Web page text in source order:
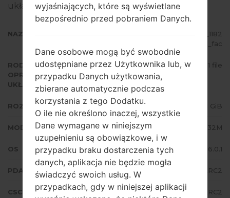
układowego na urządzeniach Samsungtutaj
NAZWA PLIKU
SM-G532M_1_20180307172527_1182
ulf4cl_fac
RODZAJ
OPROGRAMOWANIA
UKŁADOWEGO
1 file
ROZMIAR PLIKU 1.71 GiB
MODEL Samsung SM-G532M
OS Android Marshmallow 6.0.1
PDA/AP WERSJA G532MUMU1ARC2
CSC WERSJA G532MUWA1ARC2
wyjaśniających, które są wyświetlane
bezpośrednio przed pobraniem Danych.
Dane osobowe mogą być swobodnie
udostępniane przez Użytkownika lub, w
przypadku Danych użytkowania,
zbierane automatycznie podczas
korzystania z tego Dodatku.
O ile nie określono inaczej, wszystkie
Dane wymagane w niniejszym
uzupełnieniu są obowiązkowe, i w
przypadku braku dostarczenia tych
danych, aplikacja nie będzie mogła
świadczyć swoich usług. W
przypadkach, gdy w niniejszej aplikacji